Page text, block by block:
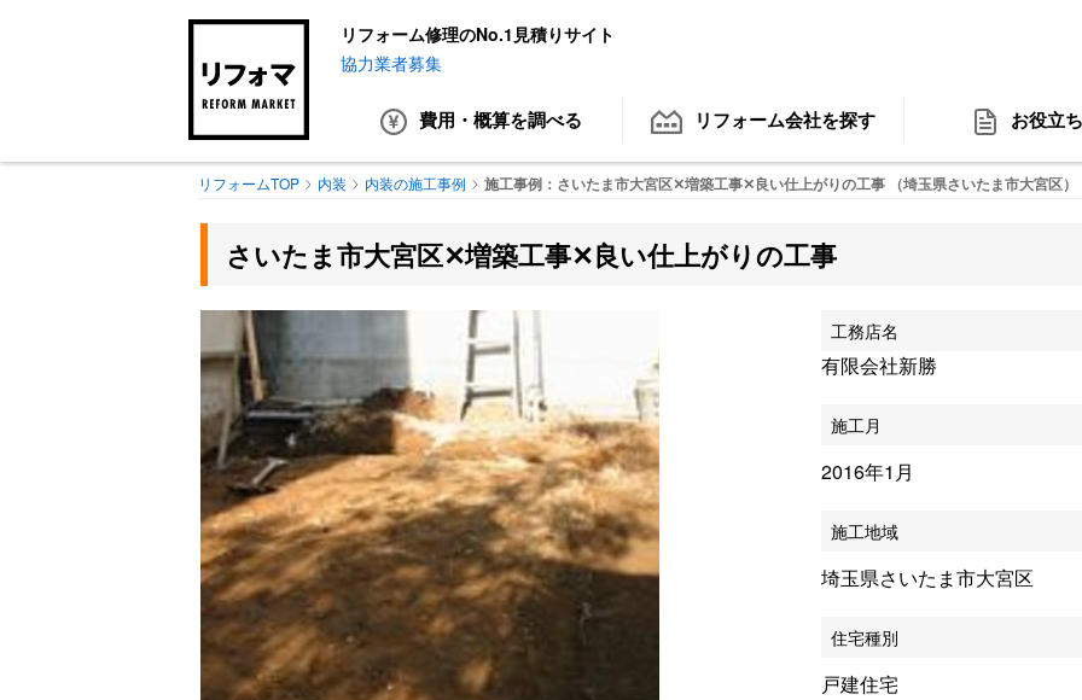
リフォーム修理のNo.1見積りサイト
協力業者募集
費用・概算を調べる リフォーム会社を探す お役立
リフォームTOP 内装 内装の施工事例 施工事例：さいたま市大宮区✕増築工事✕良い仕上がりの工事 （埼玉県さいたま市大宮区）
さいたま市大宮区✕増築工事✕良い仕上がりの工事
工務店名
有限会社新勝
施工月
2016年1月
施工地域
埼玉県さいたま市大宮区
住宅種別
戸建住宅